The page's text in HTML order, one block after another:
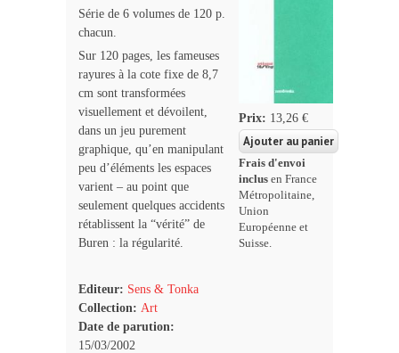
Série de 6 volumes de 120 p.
chacun.
Sur 120 pages, les fameuses
rayures à la cote fixe de 8,7
cm sont transformées
visuellement et dévoilent,
dans un jeu purement
graphique, qu’en manipulant
peu d’éléments les espaces
varient – au point que
seulement quelques accidents
rétablissent la “vérité” de
Buren : la régularité.
Editeur: Sens & Tonka
Collection: Art
Date de parution:
15/03/2002
Prix: 13,26 €
Frais d'envoi
inclus en France
Métropolitaine,
Union
Européenne et
Suisse.